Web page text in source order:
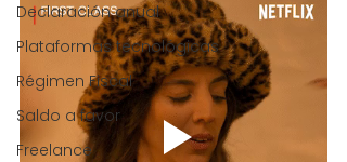
Declaración anual
Plataformas tecnológicas
Régimen Fiscal
Saldo a favor
Freelance